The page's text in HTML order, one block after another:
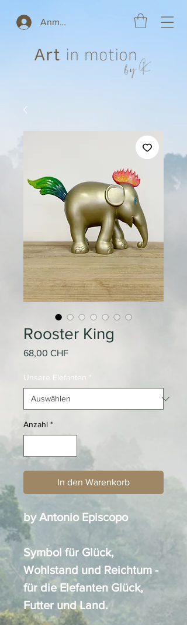
Anmelden
Rooster King
68,00 CHFPreis
Unsere Elefanten *
Anzahl *
In den Warenkorb
by Antonio Episcopo
Symbol für Glück,
Wohlstand und Reichtum -
für die Elefanten Glück,
Futter und Land.